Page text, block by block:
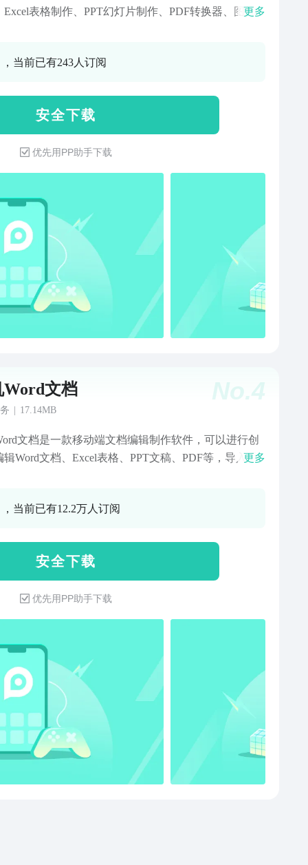
Excel表格制作、PPT幻灯片制作、PDF转换器、图片
灯片、PDF等多种办公文档。轻松满足学习、职场与
档编辑器，兼容doc、docx文件格式，支持文本编辑、
整、插入图片和表格。- 内置Word模板，支持快速创建
历、合同、报告等文档，提高工作效率。Excel表格制
Excel表格编辑器，兼容xls、xlsx格式，包括公式计
表生成、数据筛选与排序等常用电子表格功能。- 提供
PPT幻灯片制作- 手机PPT编辑与制作，兼容ppt、pptx
支持文字、图片、形状、动画效果和幻灯片播放功
置多种PPT模板，快速制作商务演示、课程课件、项
等。PDF工具- PDF格式转换：支持PDF与Word、
PPT、图片、TXT等格式互转。- PDF编辑器：提供
并、拆分、加密、解密等常用PDF文件处理功能。-
读：内置手机PDF阅读器，支持注释、手写签名、电子
功能，轻松查看和批注PDF文档。- 图片转PDF：将图
可读的扫描PDF文档。OCR图片转文字- 强大的OCR图
和表格识别功能，支持图片转word、图片转表格，快
格。
更多
当前已有243人订阅
安 全 下 载
优先用PP助手下载
No.4
Word文档
17.14MB
文档是一款移动端文档编辑制作软件，可以进行创
辑Word文档、Excel表格、PPT文稿、PDF等，导入手
Excel表格制作、PPT制作、PDF制作等全套office功
书文档等格式文件编辑，支持PDF阅读器功能，可以
享到企业微信、QQ，钉钉、腾讯会议等APP进行查看
特点： 1.Ai一键写稿，智能生成高质量PPT 2.操作简
容wps、office、腾讯文档、金山文档等主流办公软件
辑样式丰富，具有段落样式、字体、列表、图文排版
计办公成本 5.多重数据存储保存，文档本地与云端双
安全更可靠 6.提供Word文档、Excel表格、PPT制作等
办公组件
更多
当前已有12.2万人订阅
安 全 下 载
优先用PP助手下载